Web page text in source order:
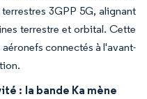
3GPP 5G, alignant
terrestre et orbital. Cette
connectés à l'avant-
: la bande Ka mène